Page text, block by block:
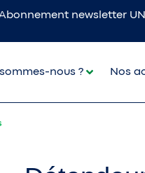
newsletter
nous ? Nos